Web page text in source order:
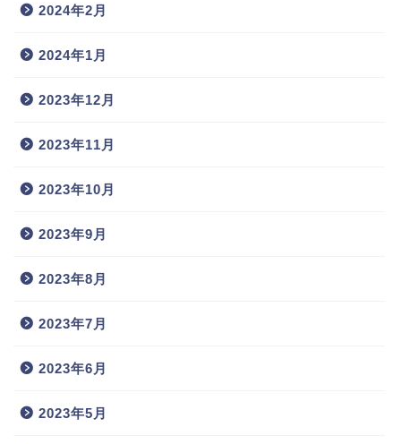
2024年2月
2024年1月
2023年12月
2023年11月
2023年10月
2023年9月
2023年8月
2023年7月
2023年6月
2023年5月